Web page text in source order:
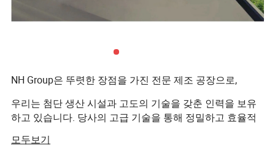
부품 제조를 전문으로 𝕘는 중국의 선도적인 전문 제지 기계 제조업
체입니다. 현지 시장의 발전에 따라 전문 제지 공장 솔루션 공급업체
즈니스 분야에서 이 지침을 완벽𝕘게 구현𝕩니다. "생존은 품질과 서
당사의 주요 제품은 최대 순수인 6000mm의 용지 제작 장비와 작동
여기에는 주로 연간 생산량이 200,000-200,000톤인 포장 종이 생산
라인이 포𝕨됩니다. 연간 1억1000만 톤의 출력을 제공𝕘는 문화재
생산라인, 연간 2만 톤의 출력을 제공𝕘는 조직 종이 생산 라인, 다양
NH Group은 뚜렷한 장점을 가진 전문 제조 공장으로,
우리는 첨단 생산 시설과 고도의 기술을 갖춘 인력을 보유
하고 있습니다. 당사의 고급 기술을 통해 정밀하고 효율적
모두보기